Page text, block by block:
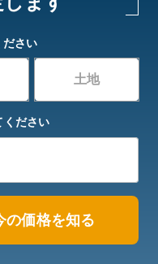
ださい
土地
ください
の価格を知る